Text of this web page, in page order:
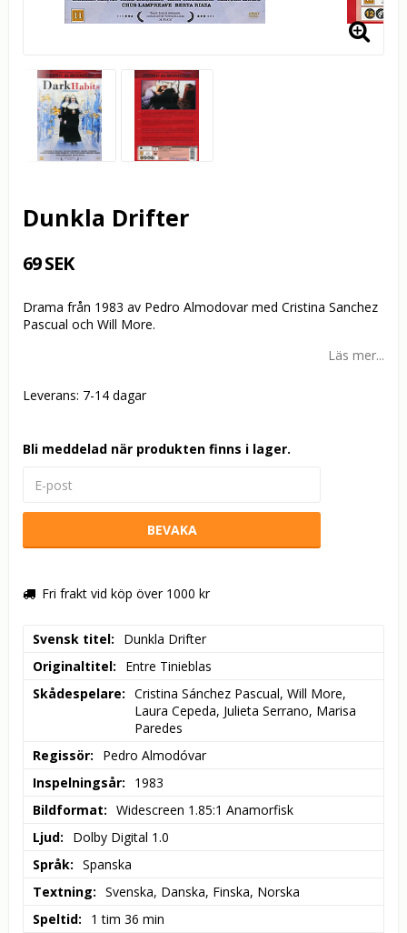
Dunkla Drifter
69 SEK
Drama från 1983 av Pedro Almodovar med Cristina Sanchez
Pascual och Will More.
Läs mer...
Leverans: 7-14 dagar
Bli meddelad när produkten finns i lager.
BEVAKA
Fri frakt vid köp över 1000 kr
Svensk titel
Dunkla Drifter
Originaltitel
Entre Tinieblas
Skådespelare
Cristina Sánchez Pascual, Will More,
Laura Cepeda, Julieta Serrano, Marisa
Paredes
Regissör
Pedro Almodóvar
Inspelningsår
1983
Bildformat
Widescreen 1.85:1 Anamorfisk
Ljud
Dolby Digital 1.0
Språk
Spanska
Textning
Svenska, Danska, Finska, Norska
Speltid
1 tim 36 min